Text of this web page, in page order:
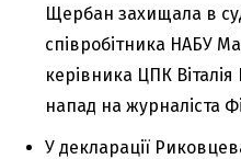
Щербан захищала в
співробітника НАБУ
керівника ЦПК
напад на журналіста
У декларації